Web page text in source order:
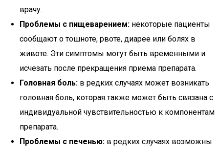
врачу.
Проблемы с пищеварением: некоторые пациенты
сообщают о тошноте, рвоте, диарее или болях в
животе. Эти симптомы могут быть временными и
исчезать после прекращения приема препарата.
Головная боль: в редких случаях может возникать
головная боль, которая также может быть связана с
индивидуальной чувствительностью к компонентам
препарата.
Проблемы с печенью: в редких случаях возможны